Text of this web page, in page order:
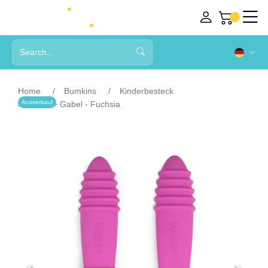
Home Bumkins
Kinderbesteck
Löffel + Gabel - Fuchsia
Ausverkauf